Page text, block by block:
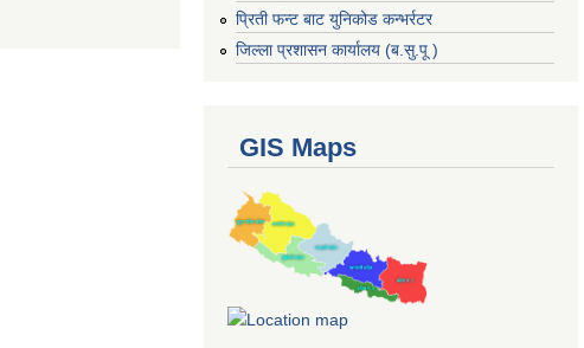
प्रिती फन्ट बाट युनिकोड कन्भर्रटर
जिल्ला प्रशासन कार्यालय (ब.सु.पू )
GIS Maps